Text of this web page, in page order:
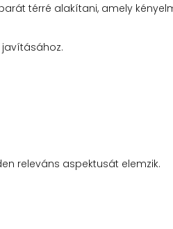
térré alakítani, amely
releváns aspektusát elemzik.